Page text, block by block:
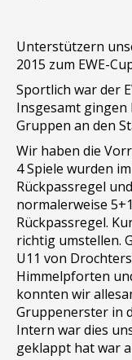
Unterstützern
2015 zum EWE-
Sportlich war der
Insgesamt gingen
Gruppen an den
Wir haben die
4 Spiele wurden
Rückpassregel
normalerweise
Rückpassregel.
richtig umstellen.
U11 von
Himmelpforten
konnten wir
Gruppenerster in
Intern war dies
geklappt hat war